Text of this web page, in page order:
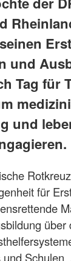
und
Tag für
und
für
über